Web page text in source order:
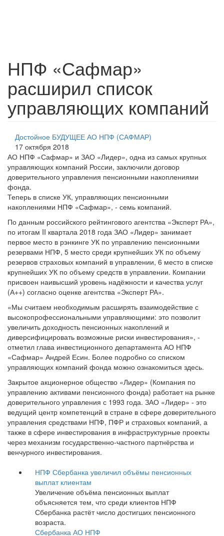
НПФ «Сафмар»
расширил список
управляющих компаний
Достойное БУДУЩЕЕ АО НПФ (САФМАР)
17 октября 2018
АО НПФ «Сафмар» и ЗАО «Лидер», одна из самых крупных
управляющих компаний России, заключили договор
доверительного управления пенсионными накоплениями
фонда.
Теперь в списке УК, управляющих пенсионными
накоплениями НПФ «Сафмар», - семь компаний.
По данным российского рейтингового агентства «Эксперт РА»,
по итогам II квартала 2018 года ЗАО «Лидер» занимает
первое место в рэнкинге УК по управлению пенсионными
резервами НПФ, 5 место среди крупнейших УК по объему
резервов страховых компаний в управлении, 6 место в списке
крупнейших УК по объему средств в управлении. Компании
присвоен наивысший уровень надёжности и качества услуг
(А++) согласно оценке агентства «Эксперт РА».
«Мы считаем необходимым расширять взаимодействие с
высокопрофессиональными управляющими: это позволит
увеличить доходность пенсионных накоплений и
диверсифицировать возможные риски инвестирования», -
отметил глава инвестиционного департамента АО НПФ
«Сафмар» Андрей Есин. Более подробно со списком
управляющих компаний фонда можно ознакомиться здесь.
Закрытое акционерное общество «Лидер» (Компания по
управлению активами пенсионного фонда) работает на рынке
доверительного управления с 1993 года. ЗАО «Лидер» - это
ведущий центр компетенций в стране в сфере доверительного
управления средствами НПФ, ПФР и страховых компаний, а
также в сфере инвестирования в инфраструктурные проекты
через механизм государственно-частного партнёрства и
венчурного инвестирования.
НПФ Сбербанка увеличил объёмы пенсионных
выплат клиентам
Увеличение объёма пенсионных выплат
объясняется тем, что среди клиентов НПФ
Сбербанка растёт число достигших пенсионного
возраста.
Сбербанка АО НПФ